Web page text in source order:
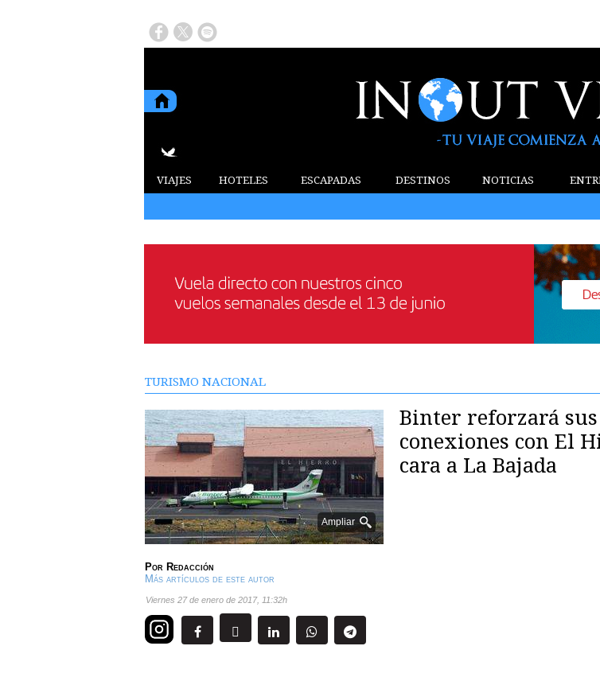
VIAJES HOTELES ESCAPADAS DESTINOS NOTICIAS
TURISMO NACIONAL
Ampliar
Binter reforzará sus
conexiones con El
cara a La Bajada
Por Redacción
Más artículos de este autor
viernes 27 de enero de 2017, 11:32h